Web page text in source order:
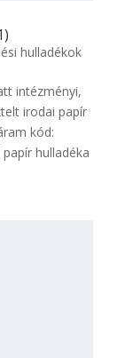
hulladékok
intézményi,
irodai papír
kód:
hulladéka